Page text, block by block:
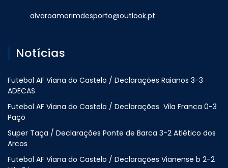
alvaroamorimdesporto@outlook.pt
Notícias
Futebol AF Viana do Castelo / Declarações Raianos 3-3
ADECAS
Futebol AF Viana do Castelo / Declarações Vila Franca 0-3
Paçõ
Super Taça / Declarações Ponte de Barca 3-2 Atlético dos
Arcos
Futebol AF Viana do Castelo / Declarações Vianense b 2-2